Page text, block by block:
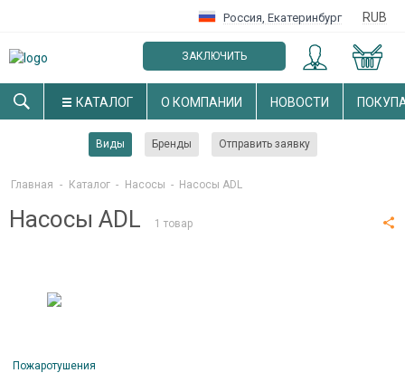
Россия, Екатеринбург RUB
ЗАКЛЮЧИТЬ
ОПТОВЫЙ ДОГОВОР
КАТАЛОГ О КОМПАНИИ НОВОСТИ
Виды Бренды Отправить заявку
Главная - Каталог - Насосы - Насосы ADL
Насосы ADL 1 товар
По­жаро­туше­ния